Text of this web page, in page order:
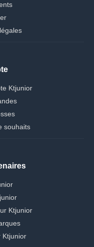
Ktjunior
souhaits
Ktjunior
Ktjunior